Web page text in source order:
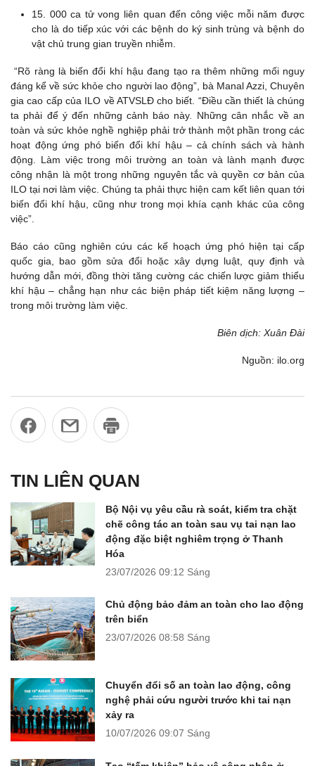
15. 000 ca tử vong liên quan đến công việc mỗi năm được
cho là do tiếp xúc với các bệnh do ký sinh trùng và bệnh do
vật chủ trung gian truyền nhiễm.
“Rõ ràng là biến đổi khí hậu đang tạo ra thêm những mối nguy
đáng kể về sức khỏe cho người lao động”, bà Manal Azzi, Chuyên
gia cao cấp của ILO về ATVSLĐ cho biết. “Điều cần thiết là chúng
ta phải để ý đến những cảnh báo này. Những cân nhắc về an
toàn và sức khỏe nghề nghiệp phải trở thành một phần trong các
hoạt động ứng phó biến đổi khí hậu – cả chính sách và hành
động. Làm việc trong môi trường an toàn và lành mạnh được
công nhận là một trong những nguyên tắc và quyền cơ bản của
ILO tại nơi làm việc. Chúng ta phải thực hiện cam kết liên quan tới
biến đổi khí hậu, cũng như trong mọi khía cạnh khác của công
việc”.
Báo cáo cũng nghiên cứu các kế hoạch ứng phó hiện tại cấp
quốc gia, bao gồm sửa đổi hoặc xây dựng luật, quy định và
hướng dẫn mới, đồng thời tăng cường các chiến lược giảm thiểu
khí hậu – chẳng hạn như các biện pháp tiết kiệm năng lượng –
trong môi trường làm việc.
Biên dịch: Xuân Đài
Nguồn: ilo.org
TIN LIÊN QUAN
Bộ Nội vụ yêu cầu rà soát, kiểm tra chặt
chẽ công tác an toàn sau vụ tai nạn lao
động đặc biệt nghiêm trọng ở Thanh
Hóa
23/07/2026 09:12 Sáng
Chủ động bảo đảm an toàn cho lao động
trên biển
23/07/2026 08:58 Sáng
Chuyển đổi số an toàn lao động, công
nghệ phải cứu người trước khi tai nạn
xảy ra
10/07/2026 09:07 Sáng